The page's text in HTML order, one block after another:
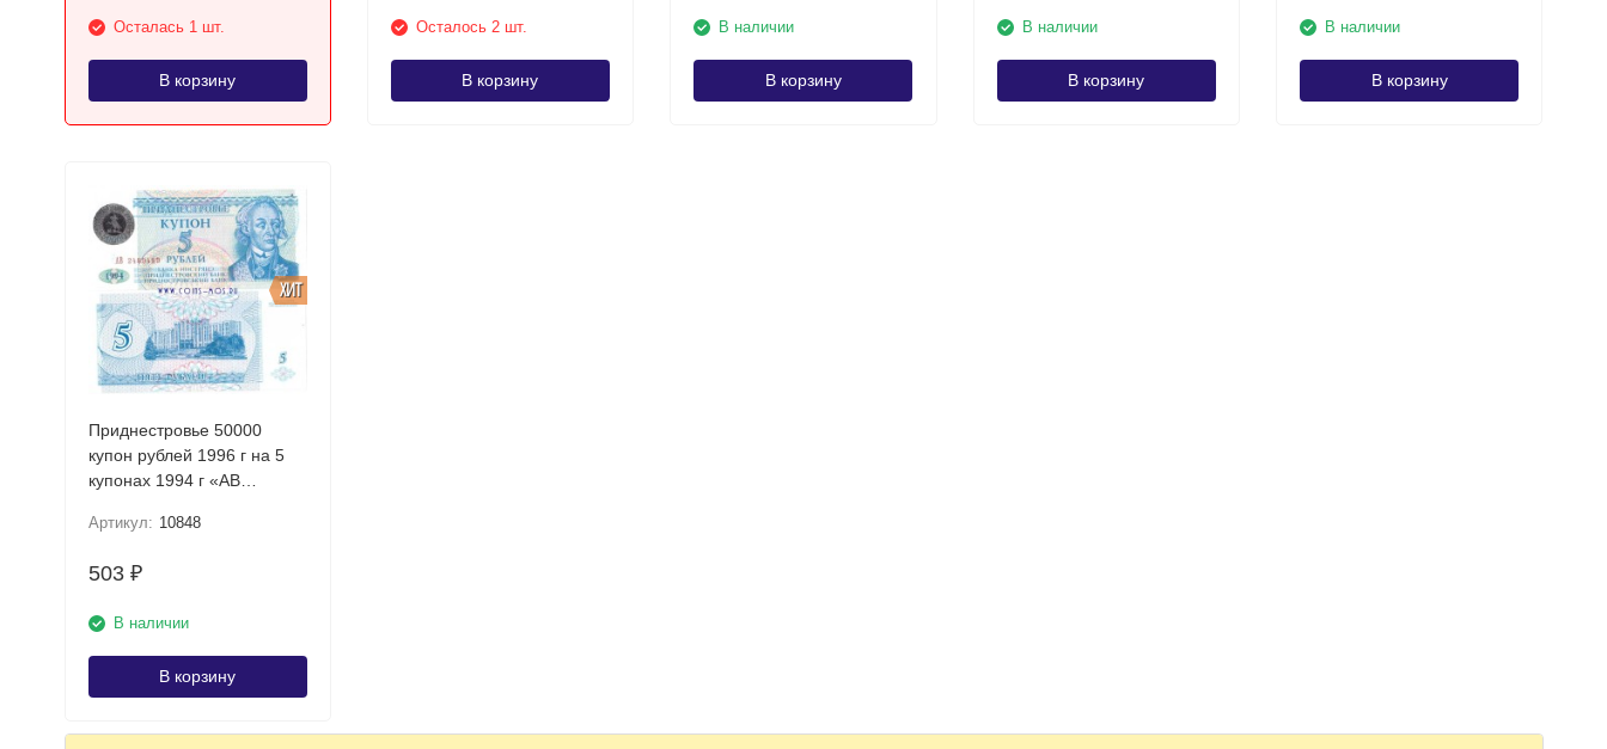
Осталась 1 шт.
В корзину
Осталось 2 шт.
В корзину
В наличии
В корзину
В наличии
В корзину
В наличии
В корзину
ХИТ
Приднестровье 50000
купон рублей 1996 г на 5
купонах 1994 г «АВ
Артикул: 10848
503 ₽
В наличии
В корзину